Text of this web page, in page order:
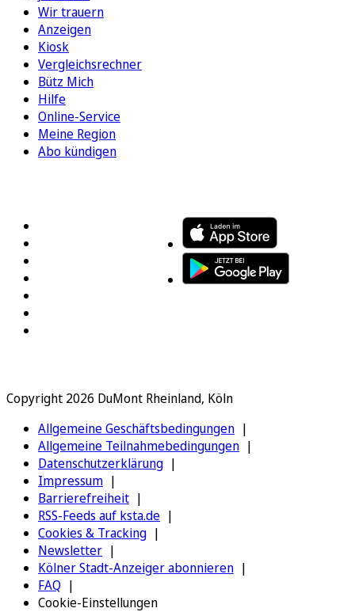
Wir trauern
Anzeigen
Kiosk
Vergleichsrechner
Bütz Mich
Hilfe
Online-Service
Meine Region
Abo kündigen
Copyright 2026 DuMont Rheinland, Köln
Allgemeine Geschäftsbedingungen
Allgemeine Teilnahmebedingungen
Datenschutzerklärung
Impressum
Barrierefreiheit
RSS-Feeds auf ksta.de
Cookies & Tracking
Newsletter
Kölner Stadt-Anzeiger abonnieren
FAQ
Cookie-Einstellungen